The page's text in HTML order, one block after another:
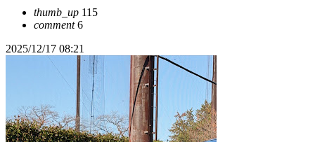
thumb_up 115
comment6
2025/12/17 08:21